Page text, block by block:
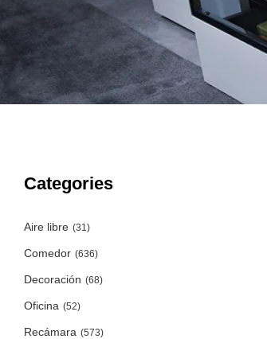
Categories
Aire libre (31)
Comedor (636)
Decoración (68)
Oficina (52)
Recámara (573)